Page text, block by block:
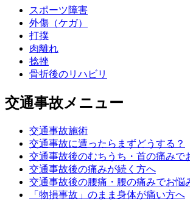
スポーツ障害
外傷（ケガ）
打撲
肉離れ
捻挫
骨折後のリハビリ
交通事故メニュー
交通事故施術
交通事故に遭ったらまずどうする？
交通事故後のむちうち・首の痛みで
交通事故後の痛みが続く方へ
交通事故後の腰痛・腰の痛みでお悩
「物損事故」のまま身体が痛い方へ